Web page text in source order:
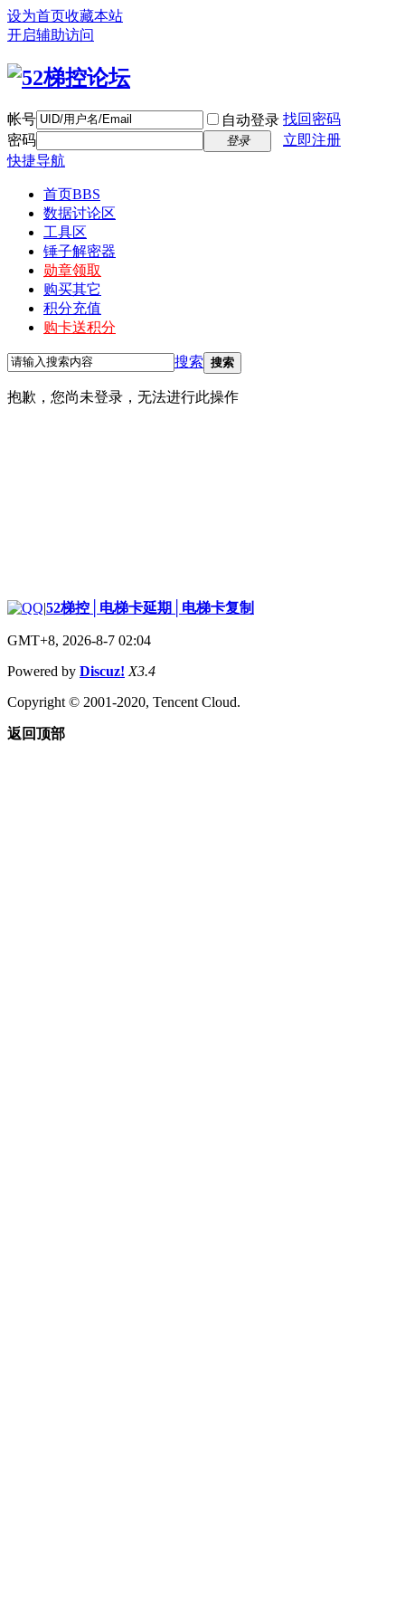
设为首页收藏本站
开启辅助访问
帐号 自动登录 找回密码
密码
登录
立即注册
快捷导航
首页BBS
数据讨论区
工具区
锤子解密器
勋章领取
购买其它
积分充值
购卡送积分
搜索 搜索
抱歉，您尚未登录，无法进行此操作
|52梯控│电梯卡延期│电梯卡复制
GMT+8, 2026-8-7 02:04
Powered by Discuz! X3.4
Copyright © 2001-2020, Tencent Cloud.
返回顶部